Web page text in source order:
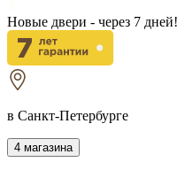
Новые двери - через 7 дней!
в Санкт-Петербурге
4 магазина